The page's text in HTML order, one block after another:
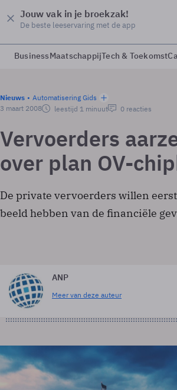
Jouw vak in je broekzak!
De beste leeservaring met de app
BusinessMaatschappijTech & Toekomst
Nieuws
Automatisering Gids
3 maart 2008
leestijd 1 minuut 0 reacties
Vervoerders
over plan OV-
De private vervoerders willen
beeld hebben van de financiële
ANP
Meer van deze auteur